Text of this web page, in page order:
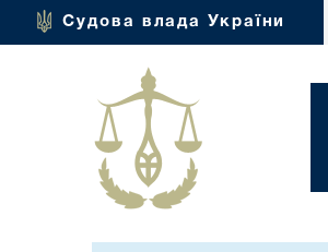
Судова влада України